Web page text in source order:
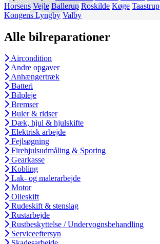
Horsens Vejle Ballerup Roskilde Køge Taastrup
Kongens Lyngby Valby
Alle bilreparationer
Aircondition
Andre opgaver
Anhængertræk
Batteri
Bilpleje
Bremser
Buler & ridser
Dæk, hjul & hjulskifte
Elektrisk arbejde
Fejlsøgning
Firehjulsudmåling & Sporing
Gearkasse
Kobling
Lak- og malerarbejde
Motor
Olieskift
Rudeskift & stenslag
Rustarbejde
Rustbeskyttelse / Undervognsbehandling
Serviceeftersyn